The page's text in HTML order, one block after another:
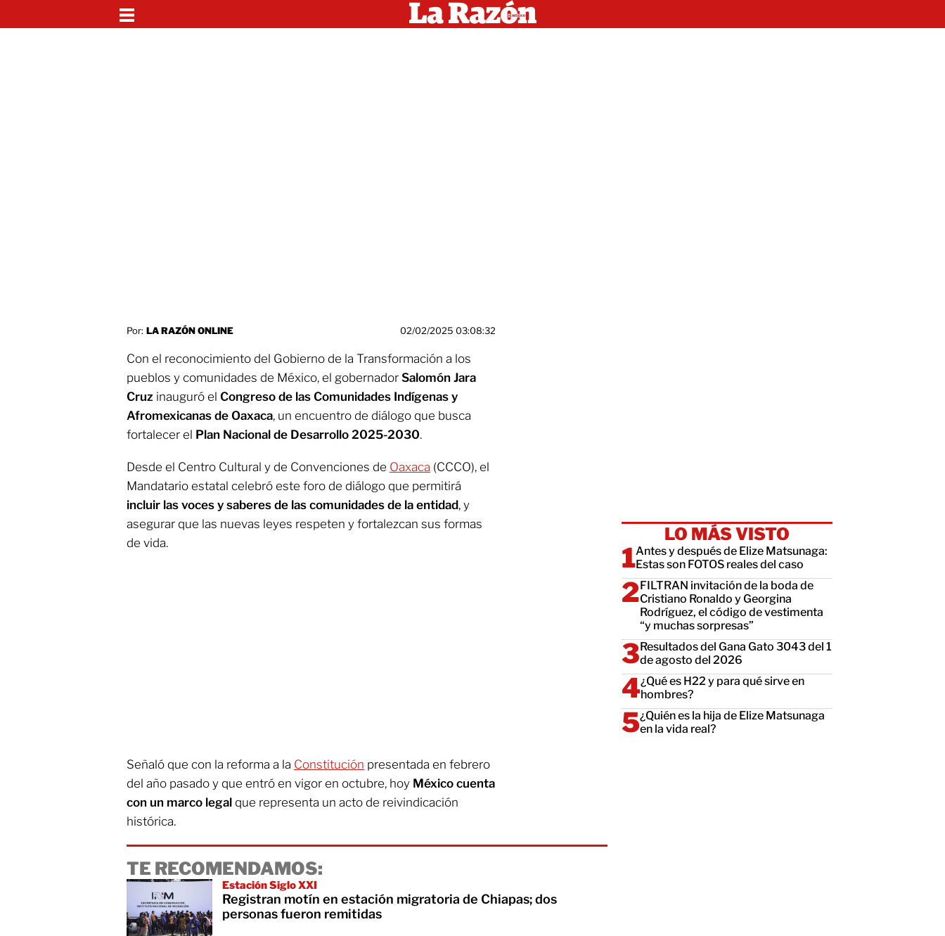
Por: LA RAZÓN ONLINE 02/02/2025 03:08:32
Con el reconocimiento del Gobierno de la Transformación a los
pueblos y comunidades de México, el gobernador Salomón Jara
Cruz inauguró el Congreso de las Comunidades Indígenas y
Afromexicanas de Oaxaca, un encuentro de diálogo que busca
fortalecer el Plan Nacional de Desarrollo 2025-2030.
Desde el Centro Cultural y de Convenciones de Oaxaca (CCCO), el
Mandatario estatal celebró este foro de diálogo que permitirá
incluir las voces y saberes de las comunidades de la entidad, y
asegurar que las nuevas leyes respeten y fortalezcan sus formas
de vida.
Señaló que con la reforma a la Constitución presentada en febrero
del año pasado y que entró en vigor en octubre, hoy México cuenta
con un marco legal que representa un acto de reivindicación
histórica.
TE RECOMENDAMOS:
Estación Siglo XXI
Registran motín en estación migratoria de Chiapas; dos
personas fueron remitidas
LO MÁS VISTO
Antes y después de Elize Matsunaga:
Estas son FOTOS reales del caso
FILTRAN invitación de la boda de
Cristiano Ronaldo y Georgina
Rodríguez, el código de vestimenta
“y muchas sorpresas”
Resultados del Gana Gato 3043 del 1
de agosto del 2026
¿Qué es H22 y para qué sirve en
hombres?
¿Quién es la hija de Elize Matsunaga
en la vida real?